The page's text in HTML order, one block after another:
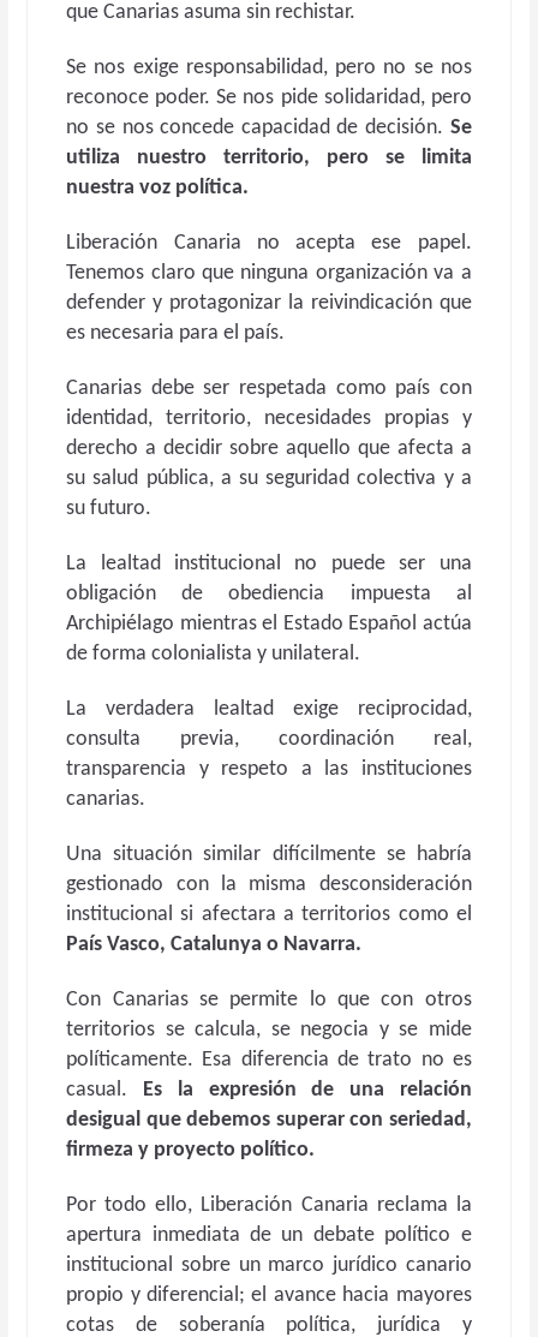
que Canarias asuma sin rechistar.
Se nos exige responsabilidad, pero no se nos
reconoce poder. Se nos pide solidaridad, pero
no se nos concede capacidad de decisión. Se
utiliza nuestro territorio, pero se limita
nuestra voz política.
Liberación Canaria no acepta ese papel.
Tenemos claro que ninguna organización va a
defender y protagonizar la reivindicación que
es necesaria para el país.
Canarias debe ser respetada como país con
identidad, territorio, necesidades propias y
derecho a decidir sobre aquello que afecta a
su salud pública, a su seguridad colectiva y a
su futuro.
La lealtad institucional no puede ser una
obligación de obediencia impuesta al
Archipiélago mientras el Estado Español actúa
de forma colonialista y unilateral.
La verdadera lealtad exige reciprocidad,
consulta previa, coordinación real,
transparencia y respeto a las instituciones
canarias.
Una situación similar difícilmente se habría
gestionado con la misma desconsideración
institucional si afectara a territorios como el
País Vasco, Catalunya o Navarra.
Con Canarias se permite lo que con otros
territorios se calcula, se negocia y se mide
políticamente. Esa diferencia de trato no es
casual. Es la expresión de una relación
desigual que debemos superar con seriedad,
firmeza y proyecto político.
Por todo ello, Liberación Canaria reclama la
apertura inmediata de un debate político e
institucional sobre un marco jurídico canario
propio y diferencial; el avance hacia mayores
cotas de soberanía política, jurídica y